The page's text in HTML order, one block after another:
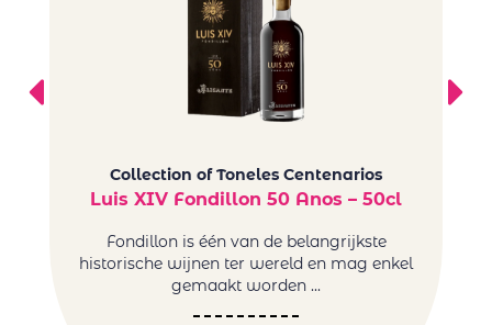
Collection of Toneles Centenarios
Luis XIV Fondillon 50 Anos – 50cl
Fondillon is één van de belangrijkste
historische wijnen ter wereld en mag enkel
gemaakt worden ...